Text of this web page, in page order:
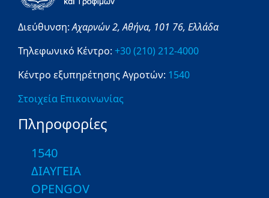
Διεύθυνση:Αχαρνών 2,Αθήνα, 101 76, Ελλάδα
Τηλεφωνικό Κέντρο: +30 (210) 212-4000
Κέντρο εξυπηρέτησης Αγροτών: 1540
Στοιχεία Επικοινωνίας
Πληροφορίες
1540
ΔΙΑΥΓΕΙΑ
OPENGOV